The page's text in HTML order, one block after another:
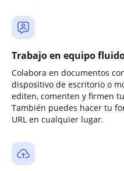
Trabajo en equipo
Colabora en documentos
dispositivo de escritorio o
editen, comenten y firmen
También puedes hacer tu
URL en cualquier lugar.